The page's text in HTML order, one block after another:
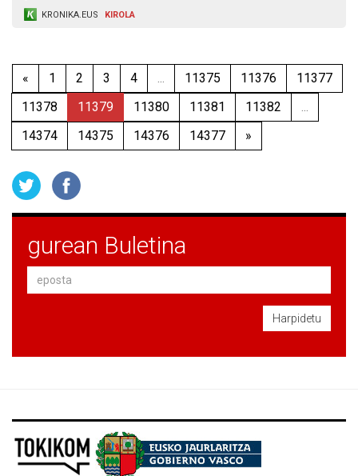
KRONIKA.EUS KIROLA
« 1 2 3 4 ... 11375 11376
11377
11378
11379 11380 11381 11382
...
14374
14375 14376 14377 »
gurean Buletina
Harpidetu